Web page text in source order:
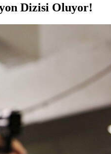
Dizisi Oluyor!